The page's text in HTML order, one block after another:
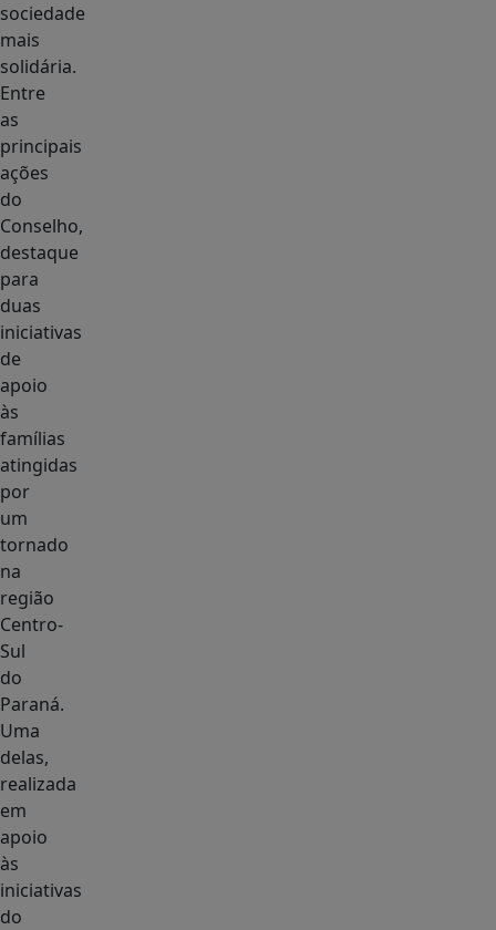
sociedade
mais
solidária.
Entre
as
principais
ações
do
Conselho,
destaque
para
duas
iniciativas
de
apoio
às
famílias
atingidas
por
um
tornado
na
região
Centro-
Sul
do
Paraná.
Uma
delas,
realizada
em
apoio
às
iniciativas
do